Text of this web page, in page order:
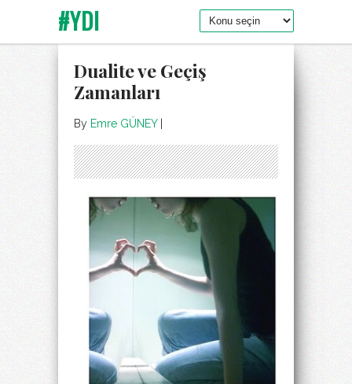
#YDI
Dualite ve Geçiş
Zamanları
By Emre GÜNEY|